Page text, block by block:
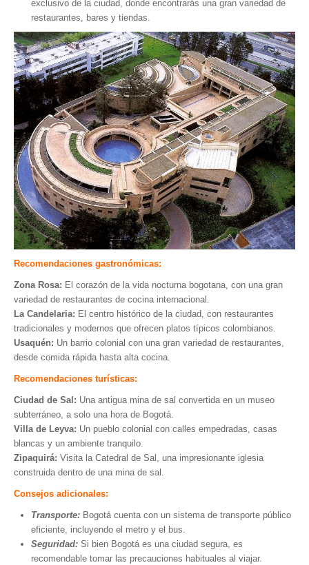
exclusivo de la ciudad, donde encontrarás una gran variedad de
restaurantes, bares y tiendas.
Recomendaciones gastronómicas:
Zona Rosa: El corazón de la vida nocturna bogotana, con una gran
variedad de restaurantes de cocina internacional.
La Candelaria: El centro histórico de la ciudad, con restaurantes
tradicionales y modernos que ofrecen platos típicos colombianos.
Usaquén: Un barrio colonial con una gran variedad de restaurantes,
desde comida rápida hasta alta cocina.
Recomendaciones turísticas:
Ciudad de Sal: Una antigua mina de sal convertida en un museo
subterráneo, a solo una hora de Bogotá.
Villa de Leyva: Un pueblo colonial con calles empedradas, casas
blancas y un ambiente tranquilo.
Zipaquirá: Visita la Catedral de Sal, una impresionante iglesia
construida dentro de una mina de sal.
Consejos adicionales:
Transporte: Bogotá cuenta con un sistema de transporte público
eficiente, incluyendo el metro y el bus.
Seguridad: Si bien Bogotá es una ciudad segura, es
recomendable tomar las precauciones habituales al viajar.